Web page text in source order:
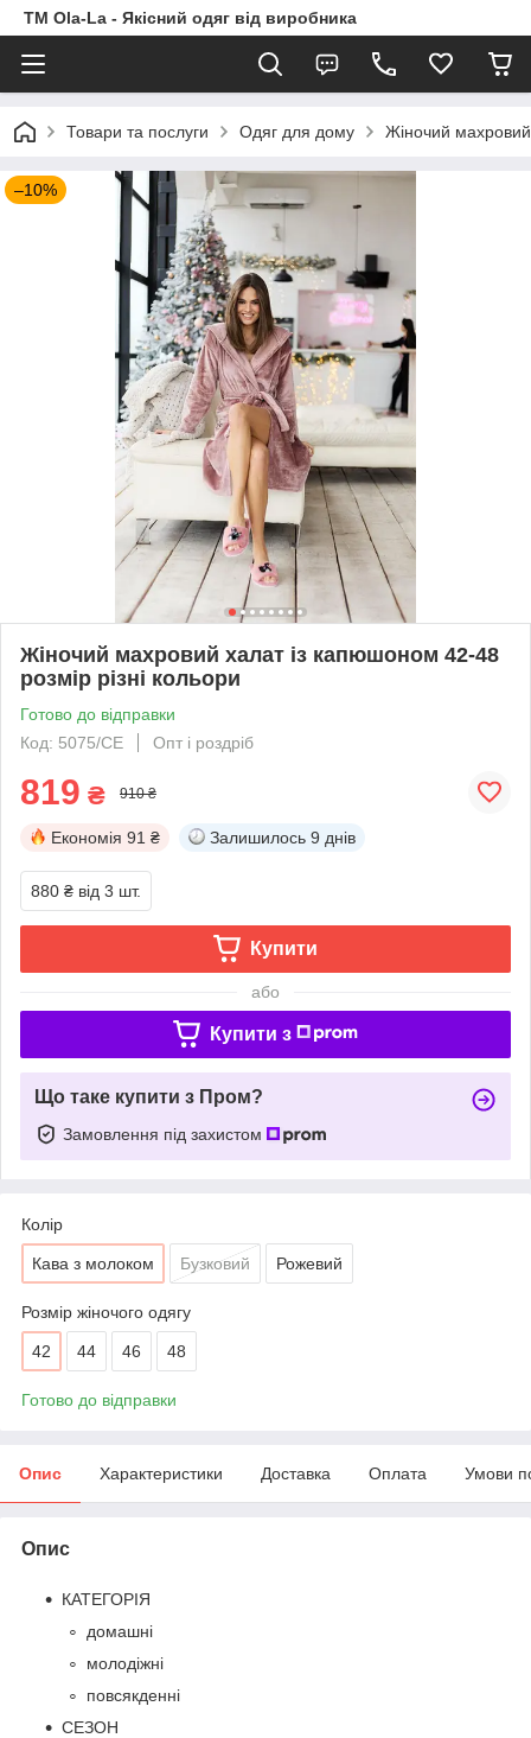
TM Ola-La - Якісний одяг від виробника
Товари та послуги Одяг для дому Жіночий махровий
–10%
Жіночий махровий халат із капюшоном 42-48
розмір різні кольори
Готово до відправки
Код: 5075/СЕ
Опт і роздріб
819 ₴ 910 ₴
Економія 91 ₴ Залишилось 9 днів
880 ₴ від 3 шт.
Купити
або
Купити з
Що таке купити з Пром?
Замовлення під захистом
Колір
Кава з молоком Бузковий Рожевий
Розмір жіночого одягу
42 44 46 48
Готово до відправки
Опис Характеристики Доставка Оплата Умови
Опис
КАТЕГОРІЯ
домашні
молодіжні
повсякденні
СЕЗОН